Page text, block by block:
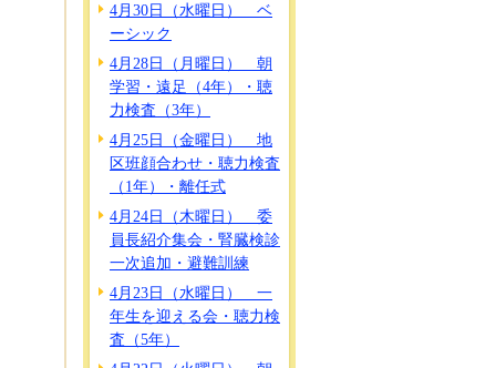
4月30日（水曜日） ベ
ーシック
4月28日（月曜日） 朝
学習・遠足（4年）・聴
力検査（3年）
4月25日（金曜日） 地
区班顔合わせ・聴力検査
（1年）・離任式
4月24日（木曜日） 委
員長紹介集会・腎臓検診
一次追加・避難訓練
4月23日（水曜日） 一
年生を迎える会・聴力検
査（5年）